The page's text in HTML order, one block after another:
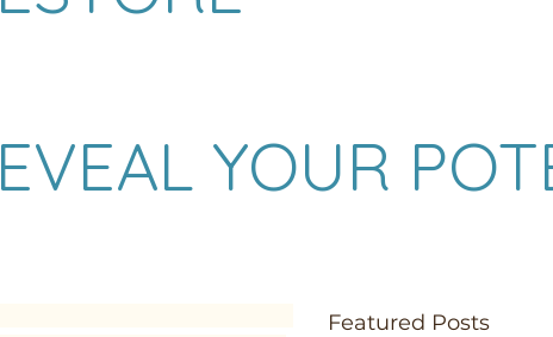
YOUR
Featured Posts